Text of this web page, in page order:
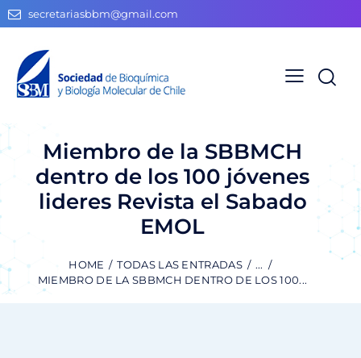
secretariasbbm@gmail.com
Miembro de la SBBMCH
dentro de los 100 jóvenes
lideres Revista el Sabado
EMOL
HOME TODAS LAS ENTRADAS
...
MIEMBRO DE LA SBBMCH DENTRO DE LOS 100...